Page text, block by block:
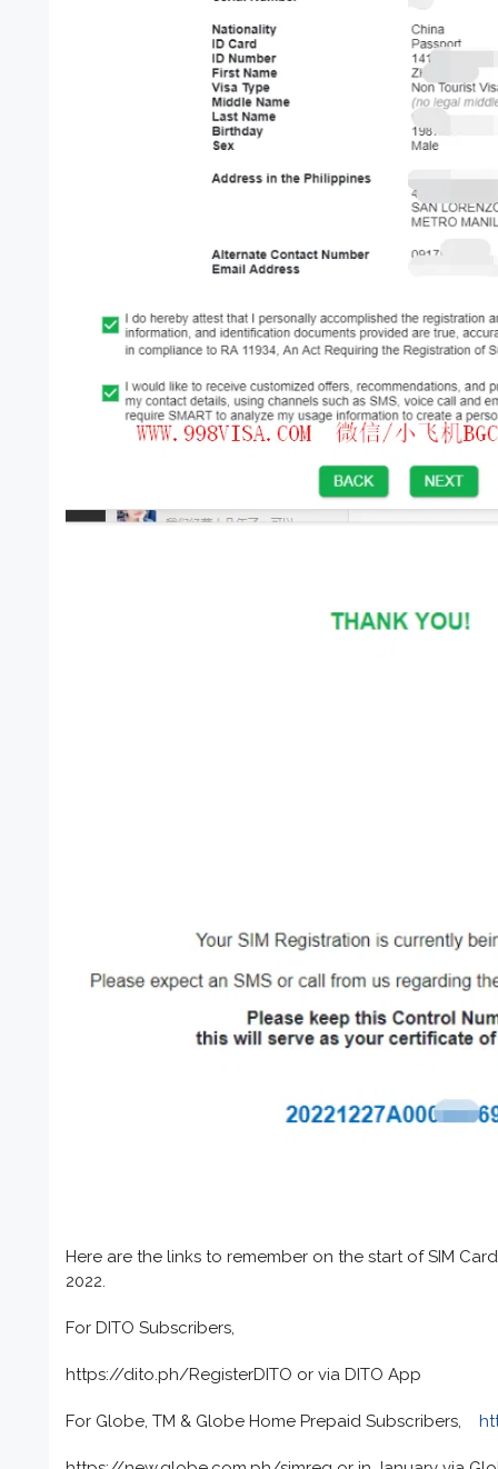
Here are the links to remember on the start of SIM
2022.
For DITO Subscribers,
https://dito.ph/RegisterDITO or via DITO App
For Globe, TM & Globe Home Prepaid Subscribers,